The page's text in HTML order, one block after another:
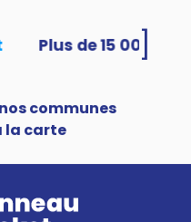
communes
la carte